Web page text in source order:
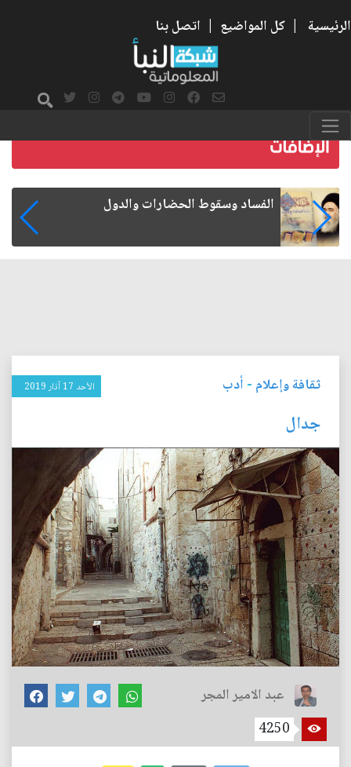
الرئيسية | كل المواضيع | اتصل بنا
رواتب الموظفين على صفيح ساخن
ثقافة وإعلام - أدب الأحد 17 آذار 2019
جدال
عبد الامير المجر
4250